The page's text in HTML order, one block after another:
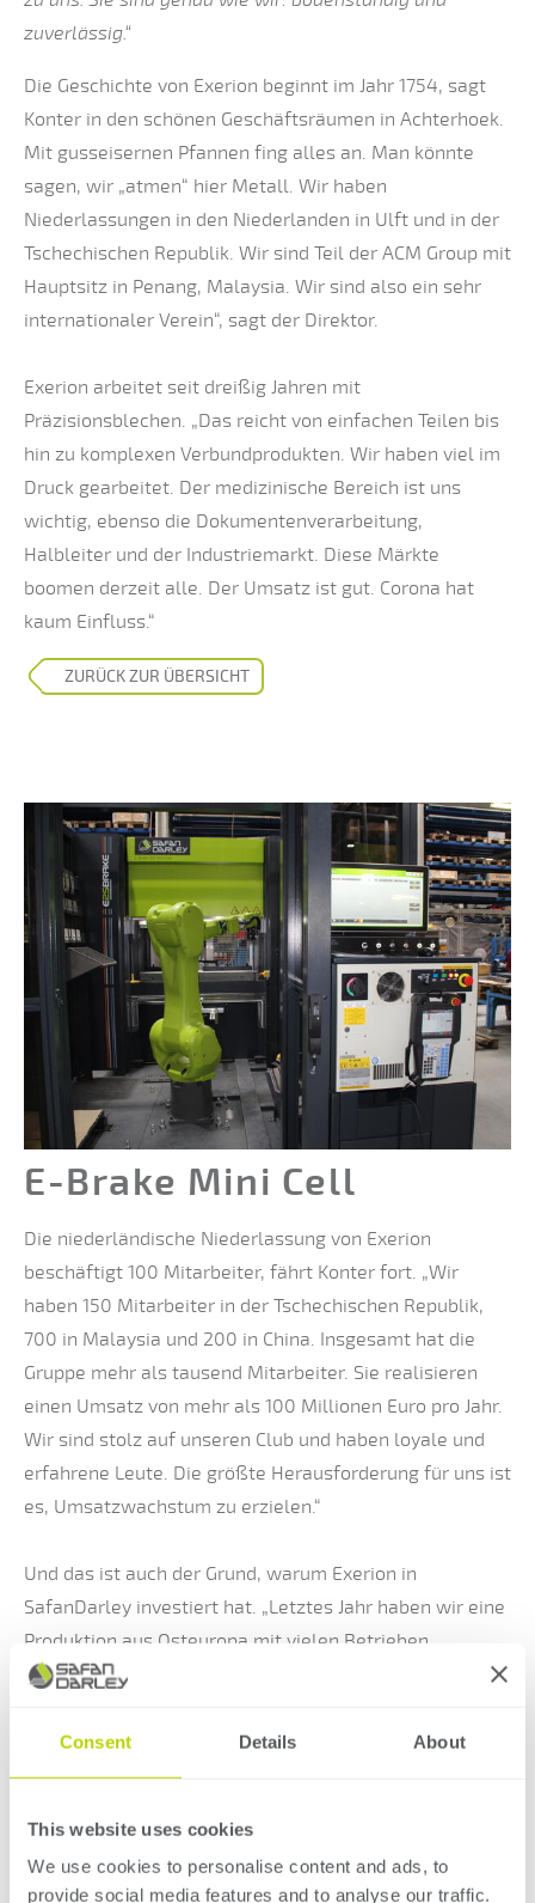
Consent Details About
This website uses cookies
We use cookies to personalise content and ads, to
provide social media features and to analyse our traffic.
zuverlässig.“
Die Geschichte von Exerion beginnt im Jahr 1754, sagt
Konter in den schönen Geschäftsräumen in Achterhoek.
Mit gusseisernen Pfannen fing alles an. Man könnte
sagen, wir „atmen“ hier Metall. Wir haben
Niederlassungen in den Niederlanden in Ulft und in der
Tschechischen Republik. Wir sind Teil der ACM Group mit
Hauptsitz in Penang, Malaysia. Wir sind also ein sehr
internationaler Verein“, sagt der Direktor.
Exerion arbeitet seit dreißig Jahren mit
Präzisionsblechen. „Das reicht von einfachen Teilen bis
hin zu komplexen Verbundprodukten. Wir haben viel im
Druck gearbeitet. Der medizinische Bereich ist uns
wichtig, ebenso die Dokumentenverarbeitung,
Halbleiter und der Industriemarkt. Diese Märkte
boomen derzeit alle. Der Umsatz ist gut. Corona hat
kaum Einfluss.“
ZURÜCK ZUR ÜBERSICHT
E-Brake Mini Cell
Die niederländische Niederlassung von Exerion
beschäftigt 100 Mitarbeiter, fährt Konter fort. „Wir
haben 150 Mitarbeiter in der Tschechischen Republik,
700 in Malaysia und 200 in China. Insgesamt hat die
Gruppe mehr als tausend Mitarbeiter. Sie realisieren
einen Umsatz von mehr als 100 Millionen Euro pro Jahr.
Wir sind stolz auf unseren Club und haben loyale und
erfahrene Leute. Die größte Herausforderung für uns ist
es, Umsatzwachstum zu erzielen.“
Und das ist auch der Grund, warum Exerion in
SafanDarley investiert hat. „Letztes Jahr haben wir eine
Produktion aus Osteuropa mit vielen Betrieben
übernommen. Dann brauchen Sie einen Fachmann, der
Beziehung zu SafanDarley und haben daher Arjan Weijs,
Sales Account Manager und Projektingenieur bei
mit einem Roboter in der Produktion machen können.
Das Ergebnis war, dass wir mit der neuen E-Brake 35T